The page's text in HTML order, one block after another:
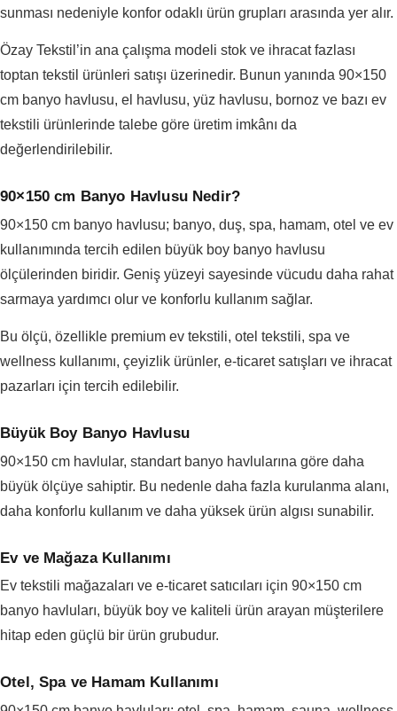
sunması nedeniyle konfor odaklı ürün grupları arasında yer alır.
Özay Tekstil’in ana çalışma modeli stok ve ihracat fazlası
toptan tekstil ürünleri satışı üzerinedir. Bunun yanında 90×150
cm banyo havlusu, el havlusu, yüz havlusu, bornoz ve bazı ev
tekstili ürünlerinde talebe göre üretim imkânı da
değerlendirilebilir.
90×150 cm Banyo Havlusu Nedir?
90×150 cm banyo havlusu; banyo, duş, spa, hamam, otel ve ev
kullanımında tercih edilen büyük boy banyo havlusu
ölçülerinden biridir. Geniş yüzeyi sayesinde vücudu daha rahat
sarmaya yardımcı olur ve konforlu kullanım sağlar.
Bu ölçü, özellikle premium ev tekstili, otel tekstili, spa ve
wellness kullanımı, çeyizlik ürünler, e-ticaret satışları ve ihracat
pazarları için tercih edilebilir.
Büyük Boy Banyo Havlusu
90×150 cm havlular, standart banyo havlularına göre daha
büyük ölçüye sahiptir. Bu nedenle daha fazla kurulanma alanı,
daha konforlu kullanım ve daha yüksek ürün algısı sunabilir.
Ev ve Mağaza Kullanımı
Ev tekstili mağazaları ve e-ticaret satıcıları için 90×150 cm
banyo havluları, büyük boy ve kaliteli ürün arayan müşterilere
hitap eden güçlü bir ürün grubudur.
Otel, Spa ve Hamam Kullanımı